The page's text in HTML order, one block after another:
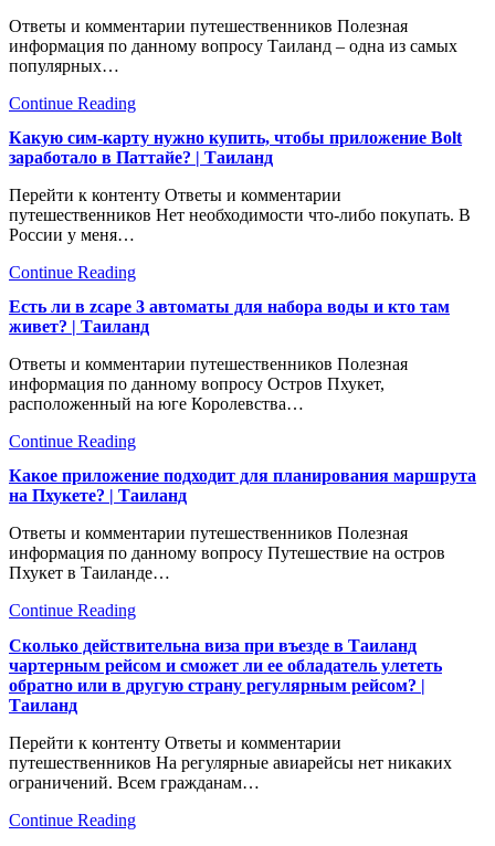
Ответы и комментарии путешественников Полезная
информация по данному вопросу Тaиланд – одна из самых
популярных…
Continue Reading
Какую сим-карту нужно купить, чтобы приложение Bolt
заработало в Паттайе? | Таиланд
Перейти к контенту Ответы и комментарии
путешественников Нет необходимости что-либо покупать. В
России у меня…
Continue Reading
Есть ли в zcape 3 автоматы для набора воды и кто там
живет? | Таиланд
Ответы и комментарии путешественников Полезная
информация по данному вопросу Остров Пхукет,
расположенный нa юге Королевства…
Continue Reading
Какое приложение подходит для планирования маршрута
на Пхукете? | Таиланд
Ответы и комментарии путешественников Полезная
информация по данному вопросу Путешествие на остров
Пхукет в Таиланде…
Continue Reading
Сколько действительна виза при въезде в Таиланд
чартерным рейсом и сможет ли ее обладатель улететь
обратно или в другую страну регулярным рейсом? |
Таиланд
Перейти к контенту Ответы и комментарии
путешественников На регулярные авиарейсы нет никаких
ограничений. Всем гражданам…
Continue Reading